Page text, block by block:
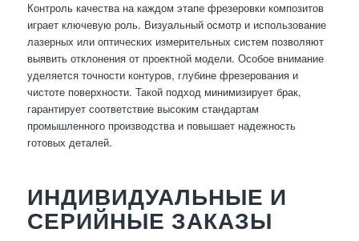
Контроль качества на каждом этапе фрезеровки композитов
играет ключевую роль. Визуальный осмотр и использование
лазерных или оптических измерительных систем позволяют
выявить отклонения от проектной модели. Особое внимание
уделяется точности контуров, глубине фрезерования и
чистоте поверхности. Такой подход минимизирует брак,
гарантирует соответствие высоким стандартам
промышленного производства и повышает надежность
готовых деталей.
ИНДИВИДУАЛЬНЫЕ И
СЕРИЙНЫЕ ЗАКАЗЫ